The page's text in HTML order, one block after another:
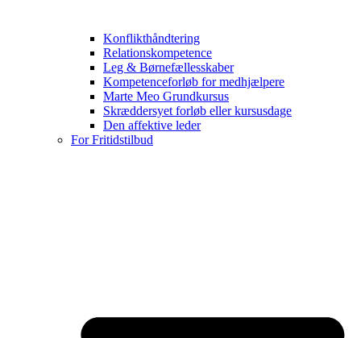
Konflikthåndtering
Relationskompetence
Leg & Børnefællesskaber
Kompetenceforløb for medhjælpere
Marte Meo Grundkursus
Skræddersyet forløb eller kursusdage
Den affektive leder
For Fritidstilbud